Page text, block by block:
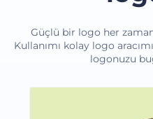
Güçlü bir logo her
Kullanımı kolay logo
logonuzu